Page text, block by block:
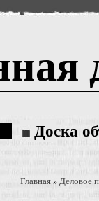
Доска
Главная»Деловое